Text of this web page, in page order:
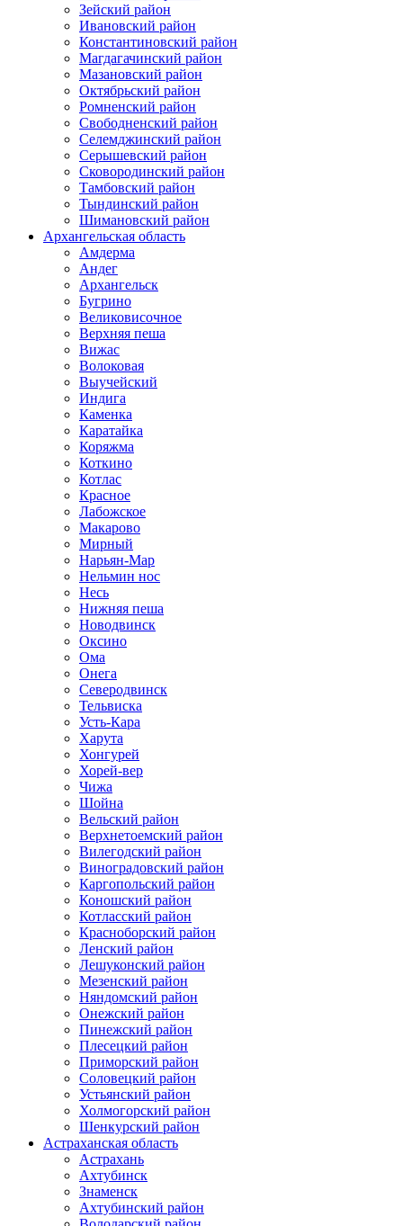
Зейский район
Ивановский район
Константиновский район
Магдагачинский район
Мазановский район
Октябрьский район
Ромненский район
Свободненский район
Селемджинский район
Серышевский район
Сковородинский район
Тамбовский район
Тындинский район
Шимановский район
Архангельская область
Амдерма
Андег
Архангельск
Бугрино
Великовисочное
Верхняя пеша
Вижас
Волоковая
Выучейский
Индига
Каменка
Каратайка
Коряжма
Коткино
Котлас
Красное
Лабожское
Макарово
Мирный
Нарьян-Мар
Нельмин нос
Несь
Нижняя пеша
Новодвинск
Оксино
Ома
Онега
Северодвинск
Тельвиска
Усть-Кара
Харута
Хонгурей
Хорей-вер
Чижа
Шойна
Вельский район
Верхнетоемский район
Вилегодский район
Виноградовский район
Каргопольский район
Коношский район
Котласский район
Красноборский район
Ленский район
Лешуконский район
Мезенский район
Няндомский район
Онежский район
Пинежский район
Плесецкий район
Приморский район
Соловецкий район
Устьянский район
Холмогорский район
Шенкурский район
Астраханская область
Астрахань
Ахтубинск
Знаменск
Ахтубинский район